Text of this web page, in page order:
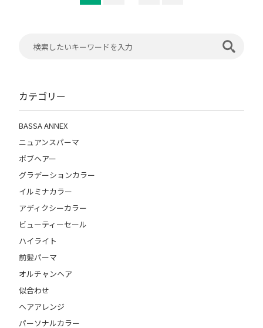
カテゴリー
BASSA ANNEX
ニュアンスパーマ
ボブヘアー
グラデーションカラー
イルミナカラー
アディクシーカラー
ビューティーセール
ハイライト
前髪パーマ
オルチャンヘア
似合わせ
ヘアアレンジ
パーソナルカラー